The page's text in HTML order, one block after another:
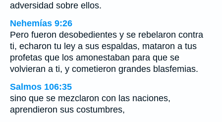
adversidad sobre ellos.
Nehemías 9:26
Pero fueron desobedientes y se rebelaron contra
ti, echaron tu ley a sus espaldas, mataron a tus
profetas que los amonestaban para que se
volvieran a ti, y cometieron grandes blasfemias.
Salmos 106:35
sino que se mezclaron con las naciones,
aprendieron sus costumbres,